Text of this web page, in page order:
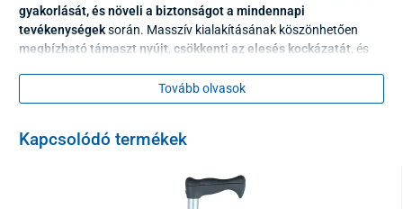
gyakorlását, és növeli a biztonságot a mindennapi
tevékenységeksorán. Masszív kialakításának köszönhetően
megbízható támaszt nyújt, csökkenti az elesés kockázatát, és
A mobil járókeret modellje
kényelmes és ergonomikus használatot biztosít. Praktikus
is alkalmas. A járókeret könnyű
manőverezhetőségét és biztonságos helyben való megállását
Tovább olvasok
Kapcsolódó termékek